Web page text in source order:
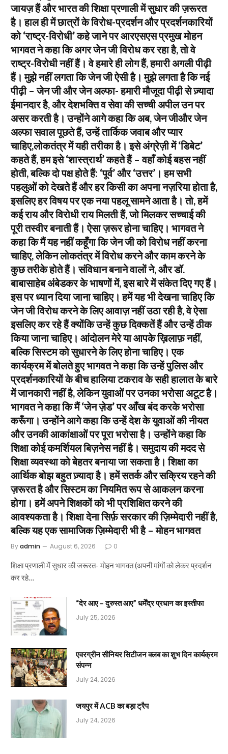
जायज़ हैं और भारत की शिक्षा प्रणाली में सुधार की ज़रूरत
है। हाल ही में छात्रों के विरोध-प्रदर्शन और प्रदर्शनकारियों
को ‘राष्ट्र-विरोधी’ कहे जाने पर आरएसएस प्रमुख मोहन
भागवत ने कहा कि अगर जेन जी विरोध कर रहा है, तो वे
राष्ट्र-विरोधी नहीं हैं। वे हमारे ही लोग हैं, हमारी अगली पीढ़ी
हैं। मुझे नहीं लगता कि जेन जी ऐसी है। मुझे लगता है कि नई
पीढ़ी – जेन जी और जेन अल्फा- हमारी मौजूदा पीढ़ी से ज़्यादा
ईमानदार है, और देशभक्ति व सेवा की सच्ची अपील उन पर
असर करती है। उन्होंने आगे कहा कि अब, जेन जीऔर जेन
अल्फा सवाल पूछते हैं, उन्हें तार्किक जवाब और प्यार
चाहिए,लोकतंत्र में यही तरीका है। इसे अंग्रेज़ी में ‘डिबेट’
कहते हैं, हम इसे ‘शास्त्रार्थ’ कहते हैं – वहाँ कोई बहस नहीं
होती, बल्कि दो पक्ष होते हैं: ‘पूर्व’ और ‘उत्तर’। हम सभी
पहलुओं को देखते हैं और हर किसी का अपना नज़रिया होता है,
इसलिए हर विषय पर एक नया पहलू सामने आता है। तो, हमें
कई राय और विरोधी राय मिलती हैं, जो मिलकर सच्चाई की
पूरी तस्वीर बनाती हैं। ऐसा ज़रूर होना चाहिए। भागवत ने
कहा कि मैं यह नहीं कहूँगा कि जेन जी को विरोध नहीं करना
चाहिए, लेकिन लोकतंत्र में विरोध करने और काम करने के
कुछ तरीके होते हैं। संविधान बनाने वालों ने, और डॉ.
बाबासाहेब अंबेडकर के भाषणों में, इस बारे में संकेत दिए गए हैं।
इस पर ध्यान दिया जाना चाहिए। हमें यह भी देखना चाहिए कि
जेन जी विरोध करने के लिए आवाज़ नहीं उठा रही है, वे ऐसा
इसलिए कर रहे हैं क्योंकि उन्हें कुछ दिक्कतें हैं और उन्हें ठीक
किया जाना चाहिए। आंदोलन मेरे या आपके ख़िलाफ़ नहीं,
बल्कि सिस्टम को सुधारने के लिए होना चाहिए। एक
कार्यक्रम में बोलते हुए भागवत ने कहा कि उन्हें पुलिस और
प्रदर्शनकारियों के बीच हालिया टकराव के सही हालात के बारे
में जानकारी नहीं है, लेकिन युवाओं पर उनका भरोसा अटूट है।
भागवत ने कहा कि मैं ‘जेन ज़ेड’ पर आँख बंद करके भरोसा
करूँगा। उन्होंने आगे कहा कि उन्हें देश के युवाओं की नीयत
और उनकी आकांक्षाओं पर पूरा भरोसा है। उन्होंने कहा कि
शिक्षा कोई कमर्शियल बिज़नेस नहीं है। समुदाय की मदद से
शिक्षा व्यवस्था को बेहतर बनाया जा सकता है। शिक्षा का
आर्थिक बोझ बहुत ज़्यादा है। हमें सतर्क और सक्रिय रहने की
ज़रूरत है और सिस्टम का नियमित रूप से आकलन करना
होगा। हमें अपने शिक्षकों को भी प्रशिक्षित करने की
आवश्यकता है। शिक्षा देना सिर्फ़ सरकार की ज़िम्मेदारी नहीं है,
बल्कि यह एक सामाजिक ज़िम्मेदारी भी है – मोहन भागवत
Byadmin August 6, 2026 0
शिक्षा प्रणाली में सुधार की जरूरत- मोहन भागवत (अपनी मांगों को लेकर प्रदर्शन
कर रहे…
“देर आए – दुरुस्त आए” धर्मेंद्र प्रधान का इस्तीफा
July 25, 2026
एवरग्रीन सीनियर सिटीजन क्लब का शुभ दिन कार्यक्रम
संपन्न
July 24, 2026
जयपुर में ACB का बड़ा ट्रैप
July 24, 2026